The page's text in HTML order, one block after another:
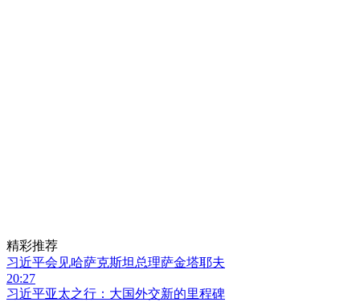
精彩推荐
习近平会见哈萨克斯坦总理萨金塔耶夫
20:27
习近平亚太之行：大国外交新的里程碑